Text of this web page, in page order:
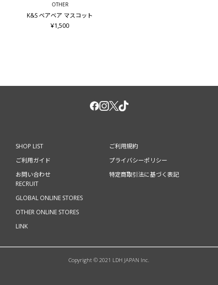
OTHER
K&S ベアベア マスコット
¥1,500
SHOP LIST
ご利用ガイド
お問い合わせ
ご利用規約
プライバシーポリシー
特定商取引法に基づく表記
RECRUIT
GLOBAL ONLINE STORES
OTHER ONLINE STORES
LINK
Copyright © 2021 LDH JAPAN Inc.